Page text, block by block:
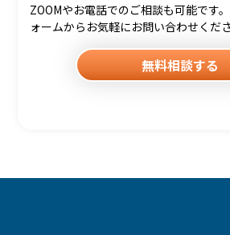
ZOOMやお電話でのご相談も可能です
ォームからお気軽にお問い合わせくださ
無料相談する